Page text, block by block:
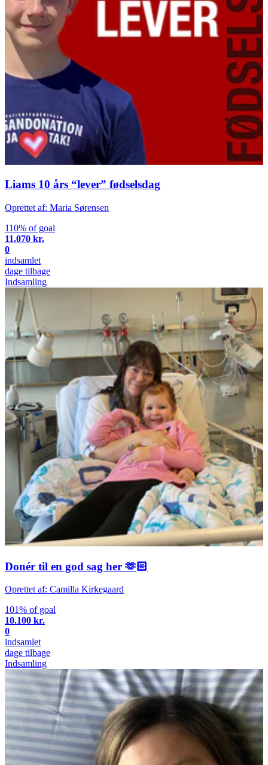
Liams 10 års “lever” fødselsdag
Oprettet af: Maria Sørensen
110% of goal
11.070 kr.
0
indsamlet
dage tilbage
Indsamling
Donér til en god sag her 🫶🏻
Oprettet af: Camilla Kirkegaard
101% of goal
10.100 kr.
0
indsamlet
dage tilbage
Indsamling